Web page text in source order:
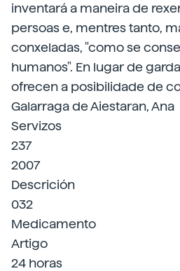
inventará a maneira de
persoas e, mentres tanto,
conxeladas, "como se
humanos". En lugar de
ofrecen a posibilidade de
Galarraga de Aiestaran, Ana
Servizos
237
2007
Descrición
032
Medicamento
Artigo
24 horas